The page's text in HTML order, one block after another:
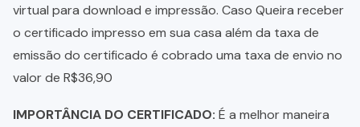
virtual para download e impressão. Caso Queira receber
o certificado impresso em sua casa além da taxa de
emissão do certificado é cobrado uma taxa de envio no
valor de R$36,90
IMPORTÂNCIA DO CERTIFICADO: É a melhor maneira